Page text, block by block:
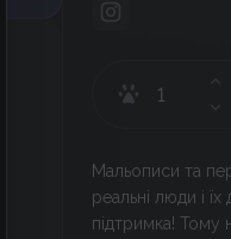
Мальописи та
реальні люди і
підтримка! Тому